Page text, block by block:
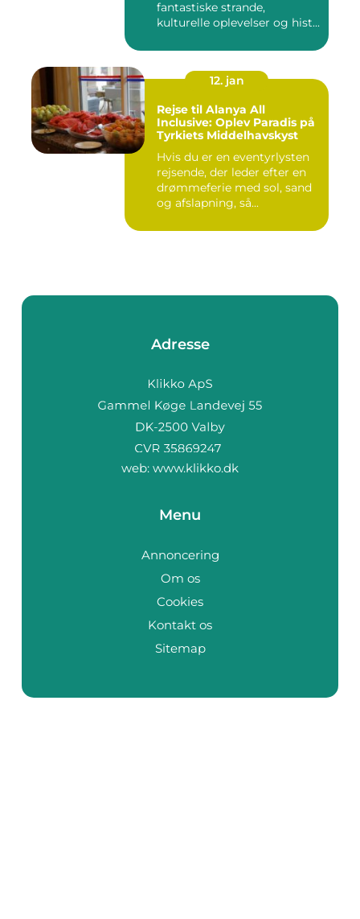
fantastiske strande,
kulturelle oplevelser og hist...
12. jan
Rejse til Alanya All
Inclusive: Oplev Paradis på
Tyrkiets Middelhavskyst
Hvis du er en eventyrlysten
rejsende, der leder efter en
drømmeferie med sol, sand
og afslapning, så...
Adresse
web: www.klikko.dk
Menu
Annoncering
Om os
Cookies
Kontakt os
Sitemap